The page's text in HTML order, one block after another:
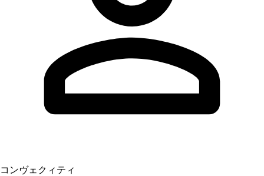
コンヴェクィティ